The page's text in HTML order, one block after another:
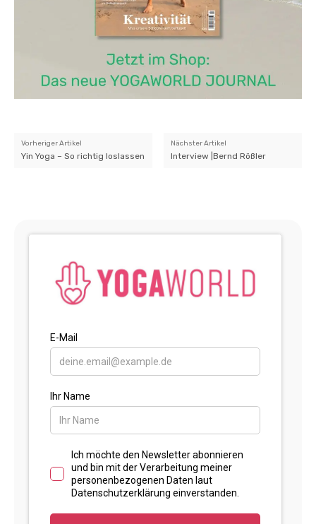
Vorheriger Artikel
Yin Yoga – So richtig loslassen
Nächster Artikel
Interview |Bernd Rößler